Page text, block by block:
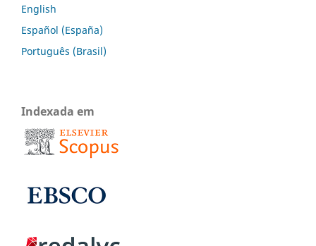
English
Español (España)
Português (Brasil)
Indexada em